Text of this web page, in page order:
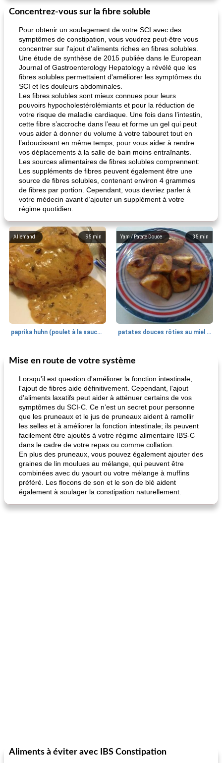
Concentrez-vous sur la fibre soluble
Pour obtenir un soulagement de votre SCI avec des
symptômes de constipation, vous voudrez peut-être vous
concentrer sur l'ajout d'aliments riches en fibres solubles.
Une étude de synthèse de 2015 publiée dans le European
Journal of Gastroenterology Hepatology a révélé que les
fibres solubles permettaient d'améliorer les symptômes du
SCI et les douleurs abdominales.
Les fibres solubles sont mieux connues pour leurs
pouvoirs hypocholestérolémiants et pour la réduction de
votre risque de maladie cardiaque. Une fois dans l’intestin,
cette fibre s’accroche dans l’eau et forme un gel qui peut
vous aider à donner du volume à votre tabouret tout en
l’adoucissant en même temps, pour vous aider à rendre
vos déplacements à la salle de bain moins entraînants.
Les sources alimentaires de fibres solubles comprennent:
Les suppléments de fibres peuvent également être une
source de fibres solubles, contenant environ 4 grammes
de fibres par portion. Cependant, vous devriez parler à
votre médecin avant d’ajouter un supplément à votre
régime quotidien.
95 min
Allemand
paprika huhn (poulet à la sauce paprika).
35 min
Yam / Patate Douce
patates douces rôties au miel / kumara
25min
Petit déjeuner et brunch
quinoa petit déjeuner méditerranéen
Viande et volaille
Mise en route de votre système
Lorsqu'il est question d'améliorer la fonction intestinale,
l'ajout de fibres aide définitivement. Cependant, l'ajout
d'aliments laxatifs peut aider à atténuer certains de vos
symptômes du SCI-C. Ce n’est un secret pour personne
que les pruneaux et le jus de pruneaux aident à ramollir
les selles et à améliorer la fonction intestinale; ils peuvent
facilement être ajoutés à votre régime alimentaire IBS-C
dans le cadre de votre repas ou comme collation.
En plus des pruneaux, vous pouvez également ajouter des
graines de lin moulues au mélange, qui peuvent être
combinées avec du yaourt ou votre mélange à muffins
préféré. Les flocons de son et le son de blé aident
également à soulager la constipation naturellement.
Aliments à éviter avec IBS Constipation